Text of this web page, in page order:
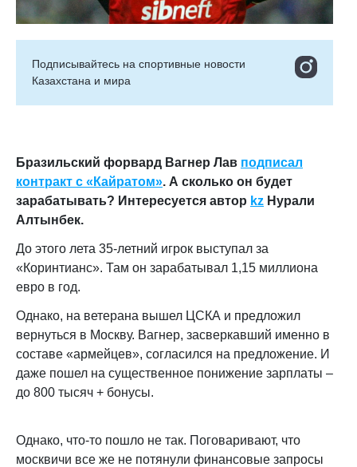
Подписывайтесь на cпортивные новости
Казахстана и мира
Бразильский форвард Вагнер Лав подписал
контракт с «Кайратом». А сколько он будет
зарабатывать? Интересуется автор kz Нурали
Алтынбек.
До этого лета 35-летний игрок выступал за
«Коринтианс». Там он зарабатывал 1,15 миллиона
евро в год.
Однако, на ветерана вышел ЦСКА и предложил
вернуться в Москву. Вагнер, засверкавший именно в
составе «армейцев», согласился на предложение. И
даже пошел на существенное понижение зарплаты –
до 800 тысяч + бонусы.
Однако, что-то пошло не так. Поговаривают, что
москвичи все же не потянули финансовые запросы